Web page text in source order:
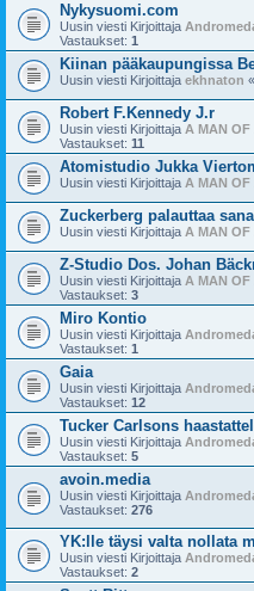
Nykysuomi.com
Uusin viesti Kirjoittaja
Vastaukset: 1
Kiinan pääkaupungissa
Uusin viesti Kirjoittaja ekhnaton «
Robert F.Kennedy J.r
Uusin viesti Kirjoittaja A MAN OF
Vastaukset: 11
Atomistudio Jukka
Uusin viesti Kirjoittaja A MAN OF
Zuckerberg palauttaa
Uusin viesti Kirjoittaja A MAN OF
Z-Studio Dos. Johan
Uusin viesti Kirjoittaja A MAN OF
Vastaukset: 3
Miro Kontio
Uusin viesti Kirjoittaja
Vastaukset: 1
Gaia
Uusin viesti Kirjoittaja
Vastaukset: 12
Tucker Carlsons
Uusin viesti Kirjoittaja
Vastaukset: 5
avoin.media
Uusin viesti Kirjoittaja
Vastaukset: 276
YK:lle täysi valta nollata
Uusin viesti Kirjoittaja
Vastaukset: 2